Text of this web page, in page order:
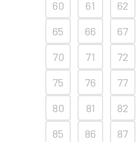
60
61 62
65
66 67
70
71 72
75
76 77
80
81 82
85
86 87